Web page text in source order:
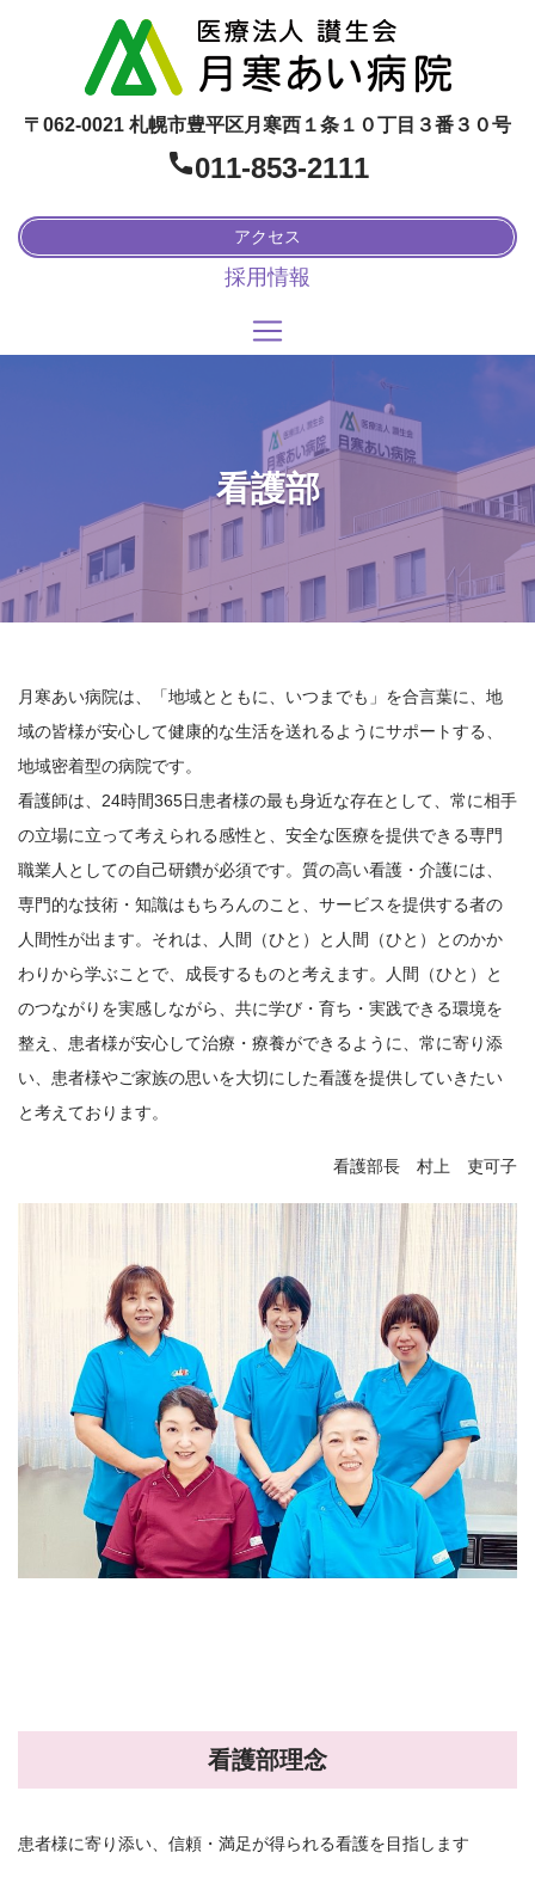
〒062-0021 札幌市豊平区月寒西１条１０丁目３番３０号
011-853-2111
アクセス
採用情報
看護部
月寒あい病院は、「地域とともに、いつまでも」を合言葉に、地
域の皆様が安心して健康的な生活を送れるようにサポートする、
地域密着型の病院です。
看護師は、24時間365日患者様の最も身近な存在として、常に相手
の立場に立って考えられる感性と、安全な医療を提供できる専門
職業人としての自己研鑽が必須です。質の高い看護・介護には、
専門的な技術・知識はもちろんのこと、サービスを提供する者の
人間性が出ます。それは、人間（ひと）と人間（ひと）とのかか
わりから学ぶことで、成長するものと考えます。人間（ひと）と
のつながりを実感しながら、共に学び・育ち・実践できる環境を
整え、患者様が安心して治療・療養ができるように、常に寄り添
い、患者様やご家族の思いを大切にした看護を提供していきたい
と考えております。
看護部長 村上 吏可子
看護部理念
患者様に寄り添い、信頼・満足が得られる看護を目指します